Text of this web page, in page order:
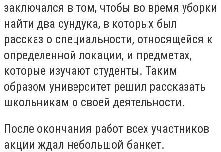
заключался в том, чтобы во время уборки
найти два сундука, в которых был
рассказ о специальности, относящейся к
определенной локации, и предметах,
которые изучают студенты. Таким
образом университет решил рассказать
школьникам о своей деятельности.
После окончания работ всех участников
акции ждал небольшой банкет.